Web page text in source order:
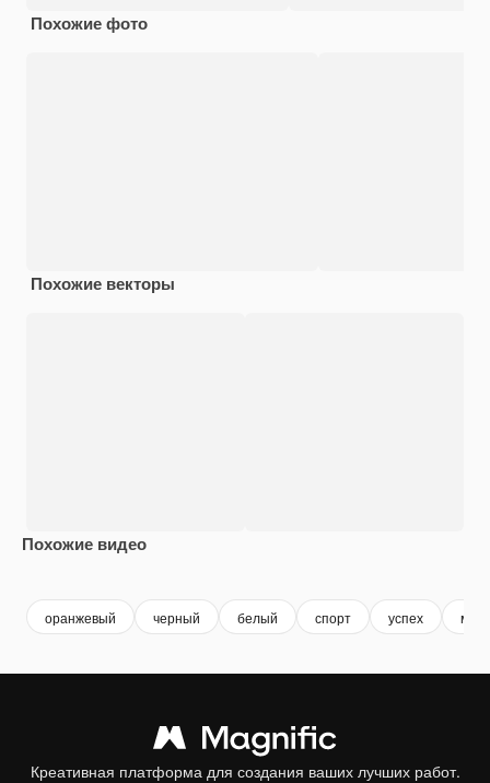
Похожие фото
Похожие векторы
Похожие видео
оранжевый черный белый спорт успех
Креативная платформа для создания ваших лучших работ.